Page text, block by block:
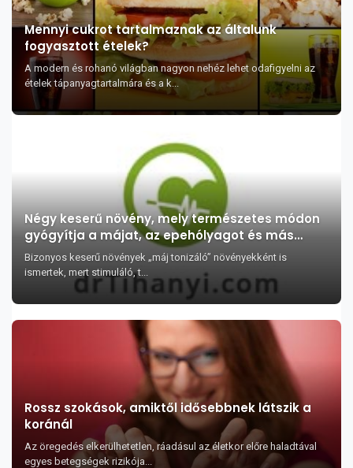
Mennyi cukrot tartalmaznak az általunk
fogyasztott ételek?
A modern és rohanó világban nagyon nehéz lehet odafigyelni az
ételek tápanyagtartalmára és a k...
Négy keserű növény, mely természetes módon
gyógyítja a májat, az epehólyagot és más
emésztési bántalmakat
Bizonyos keserű növények „máj tonizáló” növényekként is
ismertek, mert stimuláló, t...
Rossz szokások, amiktől idősebbnek látszik a
koránál
Az öregedés elkerülhetetlen, ráadásul az életkor előre haladtával
egyes betegségek rizikója...